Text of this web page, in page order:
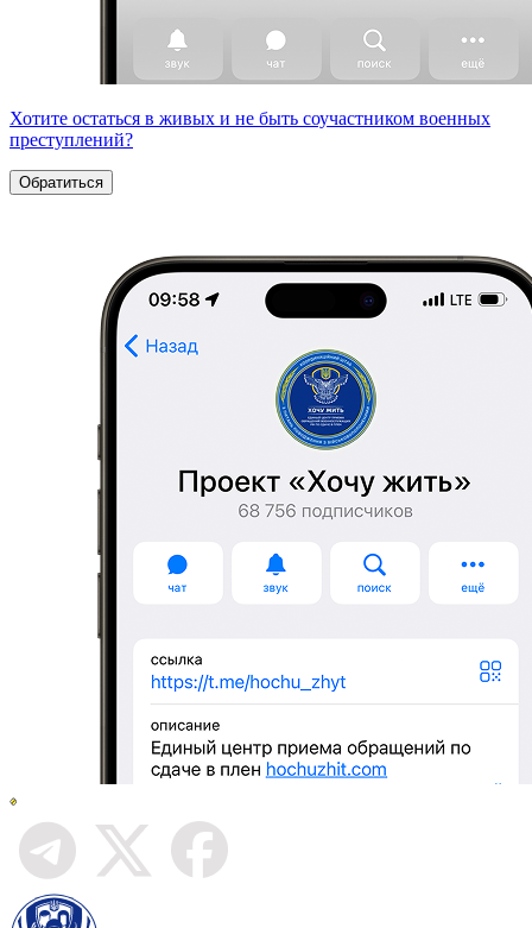
Хотите остаться в живых и не быть соучастником военных
преступлений?
Обратиться